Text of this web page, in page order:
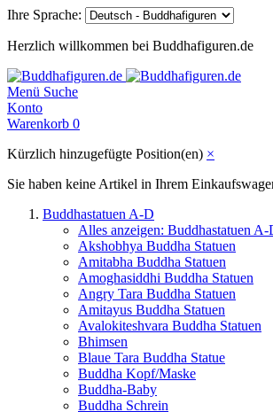
Ihre Sprache:
Herzlich willkommen bei Buddhafiguren.de
Menü Suche
Konto
Warenkorb 0
Kürzlich hinzugefügte Position(en) ×
Sie haben keine Artikel in Ihrem
Buddhastatuen A-D
Alles anzeigen: Buddhastatuen A-
Akshobhya Buddha Statuen
Amitabha Buddha Statuen
Amoghasiddhi Buddha Statuen
Angry Tara Buddha Statuen
Amitayus Buddha Statuen
Avalokiteshvara Buddha Statuen
Bhimsen
Blaue Tara Buddha Statue
Buddha Kopf/Maske
Buddha-Baby
Buddha Schrein